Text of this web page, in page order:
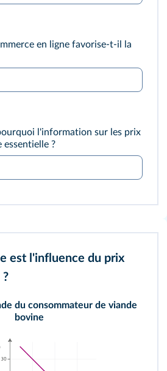
en ligne favorise‑t‑il la
l'information sur les prix
essentielle ?
est l'influence du prix
?
du consommateur de viande
bovine